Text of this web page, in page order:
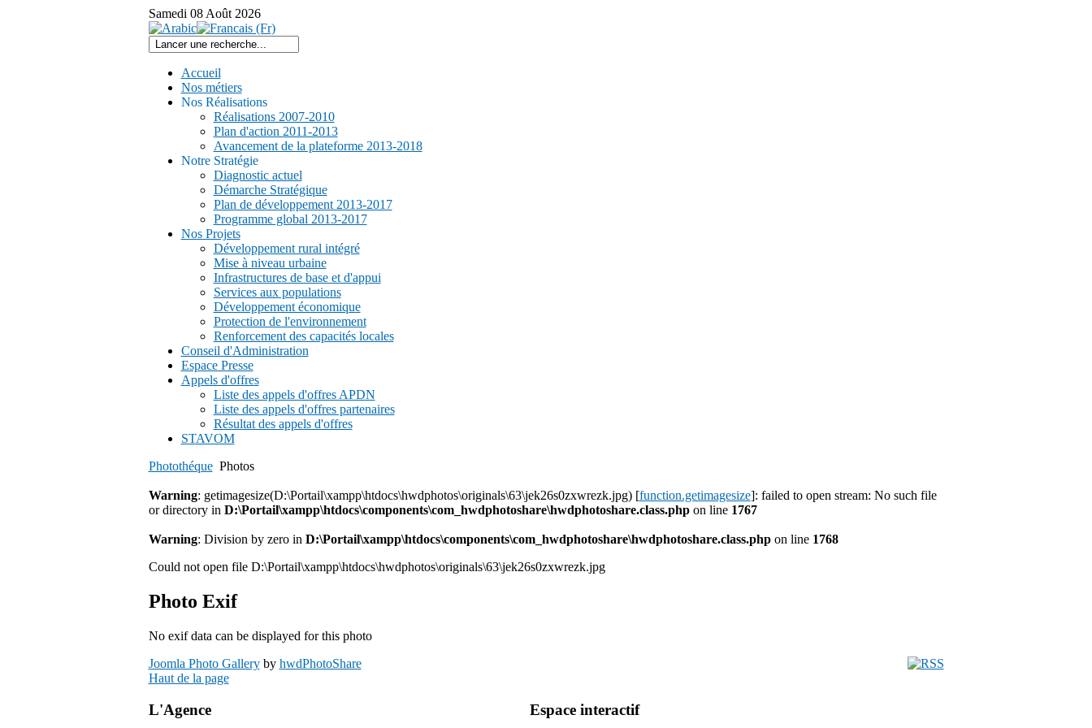
Samedi 08 Août 2026
Accueil
Nos métiers
Nos Réalisations
Réalisations 2007-2010
Plan d'action 2011-2013
Avancement de la plateforme 2013-2018
Notre Stratégie
Diagnostic actuel
Démarche Stratégique
Plan de développement 2013-2017
Programme global 2013-2017
Nos Projets
Développement rural intégré
Mise à niveau urbaine
Infrastructures de base et d'appui
Services aux populations
Développement économique
Protection de l'environnement
Renforcement des capacités locales
Conseil d'Administration
Espace Presse
Appels d'offres
Liste des appels d'offres APDN
Liste des appels d'offres partenaires
Résultat des appels d'offres
STAVOM
Photothéque Photos
Warning: getimagesize(D:\Portail\xampp\htdocs\hwdphotos\originals\63\jek26s0zxwrezk.jpg) [function.getimagesize]: failed to open stream: No such file
or directory in D:\Portail\xampp\htdocs\components\com_hwdphotoshare\hwdphotoshare.class.phpon line 1767
Warning: Division by zero in D:\Portail\xampp\htdocs\components\com_hwdphotoshare\hwdphotoshare.class.phpon line 1768
Could not open file D:\Portail\xampp\htdocs\hwdphotos\originals\63\jek26s0zxwrezk.jpg
Photo Exif
No exif data can be displayed for this photo
Joomla Photo Galleryby hwdPhotoShare
Haut de la page
L'Agence Espace interactif